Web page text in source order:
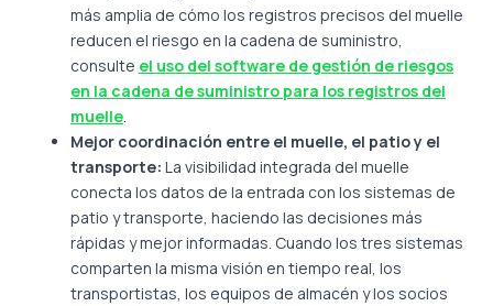
más amplia de cómo los registros precisos del muelle
reducen el riesgo en la cadena de suministro,
consulte el uso del software de gestión de riesgos
en la cadena de suministro para los registros del
muelle.
Mejor coordinación entre el muelle, el patio y el
transporte: La visibilidad integrada del muelle
conecta los datos de la entrada con los sistemas de
patio y transporte, haciendo las decisiones más
rápidas y mejor informadas. Cuando los tres sistemas
comparten la misma visión en tiempo real, los
transportistas, los equipos de almacén y los socios